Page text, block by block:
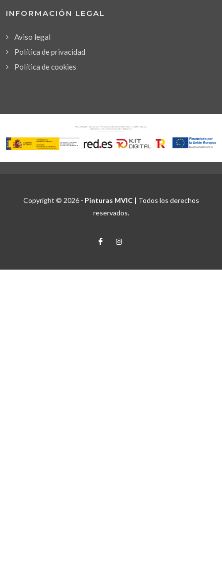
INFORMACIÓN LEGAL
Aviso legal
Política de privacidad
Política de cookies
Copyright © 2026 - Pinturas MVIC| Todos los derechos
reservados.